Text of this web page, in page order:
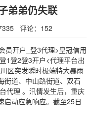
弟弟仍失联
评论：152
员开户_登3代理>皇冠信用
1登2登3开户<代理平台出
区突发瞬时极端特大暴雨
街道、中山路街道、双石
代理 。汛情发生后，重庆
启动应急响应。截至25日